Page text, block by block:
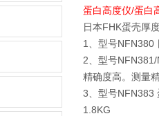
蛋白高度仪/蛋白
日本FHK蛋壳厚
1、型号NFN380
2、型号
精确度高。测量
3、型号NFN383
1.8KG